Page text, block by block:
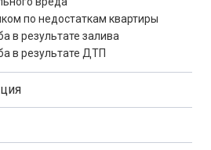
по недостаткам квартиры
в результате залива
в результате ДТП